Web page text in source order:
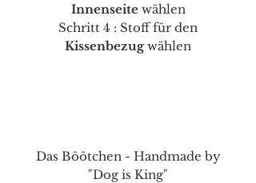
Innenseitewählen
Schritt 4 : Stoff für den
Kissenbezugwählen
Das Böötchen - Handmade by
"Dog is King"